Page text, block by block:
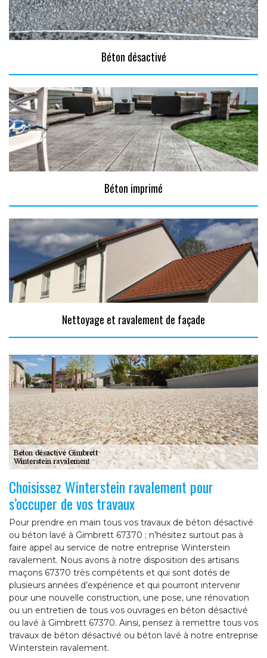
Béton désactivé
Béton imprimé
Nettoyage et ravalement de façade
Choisissez Winterstein ravalement pour
s’occuper de vos travaux
Pour prendre en main tous vos travaux de béton désactivé
ou béton lavé à Gimbrett 67370 ; n’hésitez surtout pas à
faire appel au service de notre entreprise Winterstein
ravalement. Nous avons à notre disposition des artisans
maçons 67370 très compétents et qui sont dotés de
plusieurs années d’expérience et qui pourront intervenir
pour une nouvelle construction, une pose, une rénovation
ou un entretien de tous vos ouvrages en béton désactivé
ou lavé à Gimbrett 67370. Ainsi, pensez à remettre tous vos
travaux de béton désactivé ou béton lavé à notre entreprise
Winterstein ravalement.